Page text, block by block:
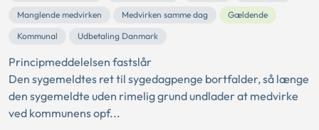
Manglende medvirken
Medvirken samme dag
Gældende
Kommunal
Udbetaling Danmark
Principmeddelelsen fastslår
Den sygemeldtes ret til sygedagpenge bortfalder, så længe
den sygemeldte uden rimelig grund undlader at medvirke
ved kommunens opf...